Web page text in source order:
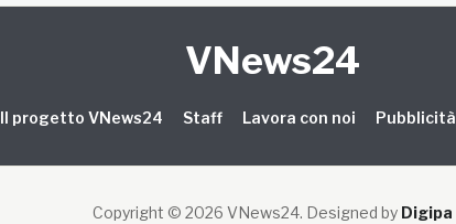
VNews24
Il progetto VNews24 Staff Lavora con noi Pubblicità
Copyright © 2026 VNews24. Designed by Digipa